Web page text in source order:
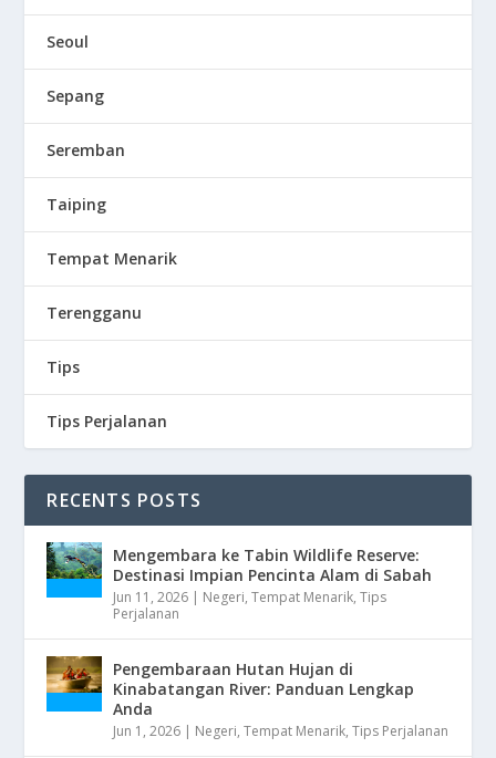
Seoul
Sepang
Seremban
Taiping
Tempat Menarik
Terengganu
Tips
Tips Perjalanan
RECENTS POSTS
Mengembara ke Tabin Wildlife Reserve:
Destinasi Impian Pencinta Alam di Sabah
Jun 11, 2026 | Negeri,Tempat Menarik,Tips
Perjalanan
Pengembaraan Hutan Hujan di
Kinabatangan River: Panduan Lengkap
Anda
Jun 1, 2026 | Negeri,Tempat Menarik,Tips Perjalanan